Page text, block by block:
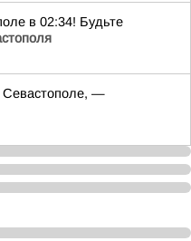
в 02:34! Будьте
Севастополе, —